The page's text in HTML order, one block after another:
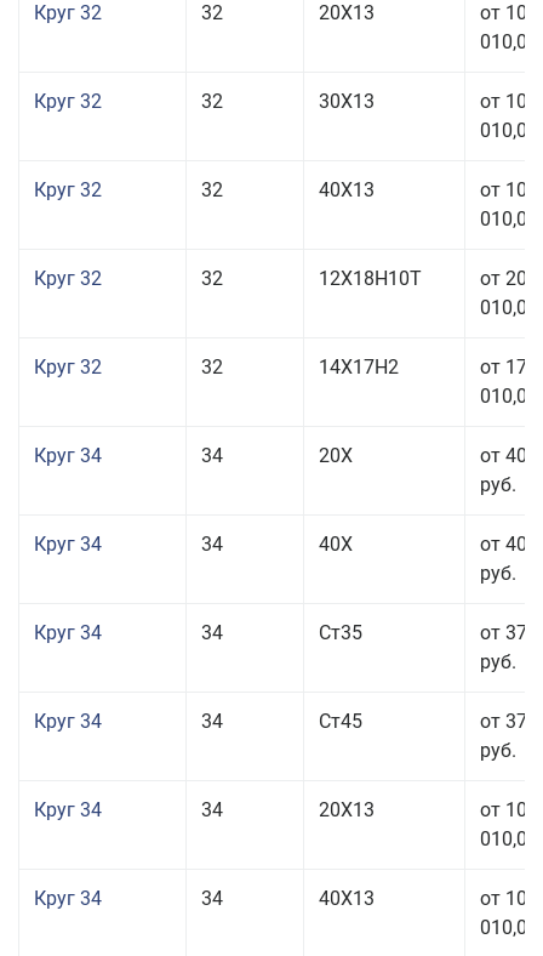
Круг 32 32 20Х13
от 101
010,00
Круг 32 32 30Х13
от 101
010,00
Круг 32 32 40Х13
от 101
010,00
Круг 32 32 12Х18Н10Т
от 208
010,00
Круг 32 32 14Х17Н2
от 177
010,00
Круг 34 34 20Х
от 40
руб.
Круг 34 34 40Х
от 40
руб.
Круг 34 34 Ст35
от 37
руб.
Круг 34 34 Ст45
от 37
руб.
Круг 34 34 20Х13
от 101
010,00
Круг 34 34 40Х13
от 101
010,00